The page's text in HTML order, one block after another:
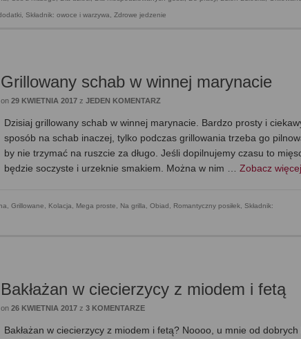
, Składnik: owoce i warzywa, Zdrowe jedzenie
Grillowany schab w winnej marynacie
on29 KWIETNIA 2017 zJEDEN KOMENTARZ
Dzisiaj grillowany schab w winnej marynacie. Bardzo prosty i
sposób na schab inaczej, tylko podczas grillowania trzeba go
by nie trzymać na ruszcie za długo. Jeśli dopilnujemy czasu to
będzie soczyste i urzeknie smakiem. Można w nim …Zobacz
, Grillowane, Kolacja, Mega proste, Na grilla, Obiad, Romantyczny posiłek, Składnik:
Bakłażan w ciecierzycy z miodem i fetą
on26 KWIETNIA 2017 z3 KOMENTARZE
Bakłażan w ciecierzycy z miodem i fetą? Noooo, u mnie od dobrych